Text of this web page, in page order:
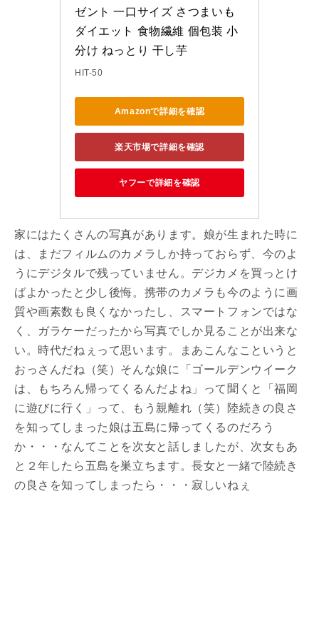
ゼント 一口サイズ さつまいも
ダイエット 食物繊維 個包装 小
分け ねっとり 干し芋
HIT-50
Amazonで詳細を確認
楽天市場で詳細を確認
ヤフーで詳細を確認
家にはたくさんの写真があります。娘が生まれた時に
は、まだフィルムのカメラしか持っておらず、今のよ
うにデジタルで残っていません。デジカメを買っとけ
ばよかったと少し後悔。携帯のカメラも今のように画
質や画素数も良くなかったし、スマートフォンではな
く、ガラケーだったから写真でしか見ることが出来な
い。時代だねぇって思います。まあこんなこというと
おっさんだね（笑）そんな娘に「ゴールデンウイーク
は、もちろん帰ってくるんだよね」って聞くと「福岡
に遊びに行く」って、もう親離れ（笑）陸続きの良さ
を知ってしまった娘は五島に帰ってくるのだろう
か・・・なんてことを次女と話しましたが、次女もあ
と２年したら五島を巣立ちます。長女と一緒で陸続き
の良さを知ってしまったら・・・寂しいねぇ